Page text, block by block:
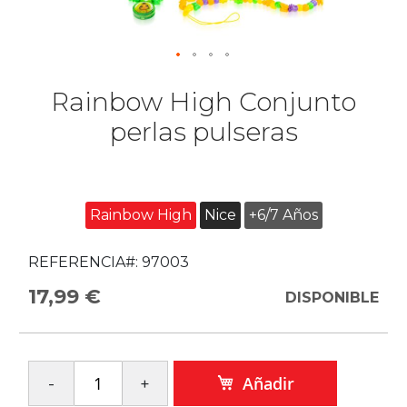
Rainbow High Conjunto
perlas pulseras
Rainbow High Nice +6/7 Años
REFERENCIA#: 97003
17,99 € DISPONIBLE
Añadir